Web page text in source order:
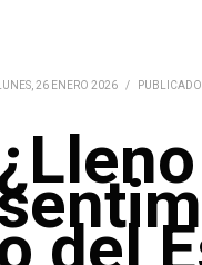
LUNES, 26 ENERO 2026 /
del